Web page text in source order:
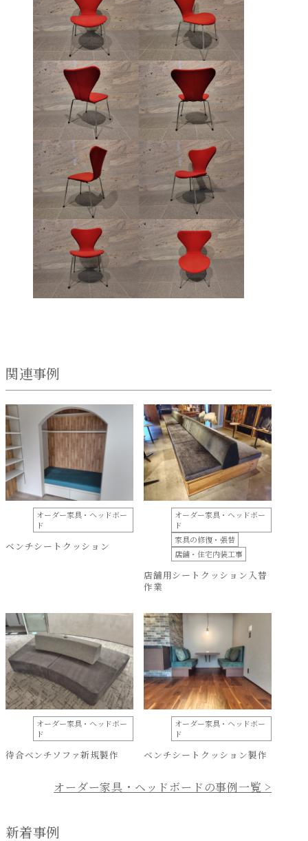
関連事例
オーダー家具・ヘッドボー
ド
ベンチシートクッション
オーダー家具・ヘッドボー
ド
家具の修復・張替
店舗・住宅内装工事
店舗用シートクッション入替
作業
オーダー家具・ヘッドボー
ド
待合ベンチソファ新規製作
オーダー家具・ヘッドボー
ド
ベンチシートクッション製作
オーダー家具・ヘッドボードの事例一覧 >
新着事例